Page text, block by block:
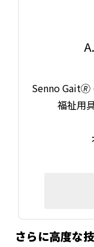
Senno Gait🄬
福祉用
さらに高度な